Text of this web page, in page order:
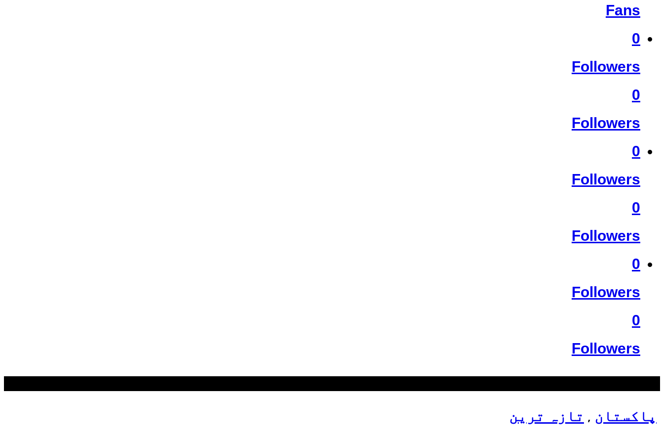
Fans
0
Followers
0
Followers
0
Followers
0
Followers
0
Followers
0
Followers
پاکستان , تازہ ترین